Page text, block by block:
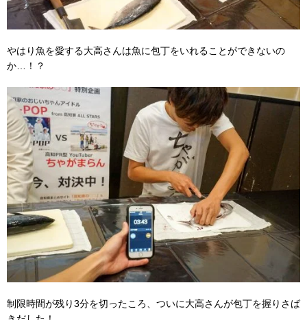
やはり魚を愛する大高さんは魚に包丁をいれることができないの
か…！？
制限時間が残り3分を切ったころ、ついに大高さんが包丁を握りさば